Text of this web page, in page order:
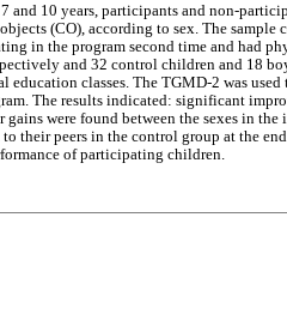
and 10 years, participants and non-
(CO), according to sex. The sample
in the program second time and had
and 32 control children and 18
classes. The TGMD-2 was used
The results indicated: significant
were found between the sexes in the
their peers in the control group at the
of participating children.